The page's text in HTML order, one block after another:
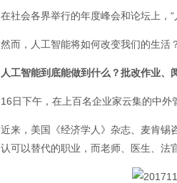
在社会各界举行的年度峰会和论坛上，
然而，人工智能将如何改变我们的生活
人工智能到底能做到什么？批改作业、
16日下午，在上百名企业家云集的中外
近来，美国《经济学人》杂志、麦肯锡
认可以替代的职业，而老师、医生、法